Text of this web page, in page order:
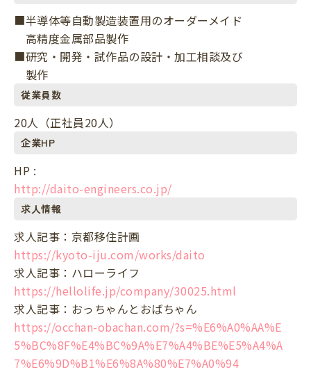
■半導体等自動製造装置用のオーダーメイド
高精度金属部品製作
■研究・開発・試作品の設計・加工相談及び
製作
従業員数
20人（正社員20人）
企業HP
HP :
http://daito-engineers.co.jp/
求人情報
求人記事：京都移住計画
https://kyoto-iju.com/works/daito
求人記事：ハローライフ
https://hellolife.jp/company/30025.html
求人記事：おっちゃんとおばちゃん
https://occhan-obachan.com/?s=%E6%A0%AA%E
5%BC%8F%E4%BC%9A%E7%A4%BE%E5%A4%A
7%E6%9D%B1%E6%8A%80%E7%A0%94